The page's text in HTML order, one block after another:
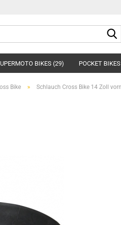
BIKES (29) POCKET
Bike » Schlauch Cross Bike 14 Zoll